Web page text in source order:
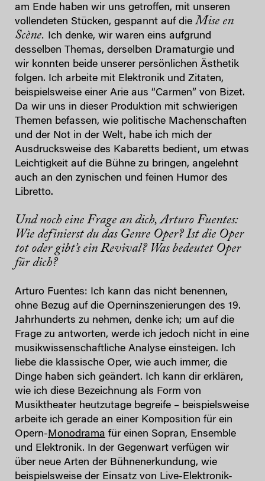
am Ende haben wir uns getroffen, mit unseren
vollendeten Stücken, gespannt auf die Mise en
Scène.
Ich denke, wir waren eins aufgrund
desselben Themas, derselben Dramaturgie und
wir konnten beide unserer persönlichen Ästhetik
folgen. Ich arbeite mit Elektronik und Zitaten,
beispielsweise einer Arie aus “Carmen” von Bizet.
Da wir uns in dieser Produktion mit schwierigen
Themen befassen, wie politische Machenschaften
und der Not in der Welt, habe ich mich der
Ausdrucksweise des Kabaretts bedient, um etwas
Leichtigkeit auf die Bühne zu bringen, angelehnt
auch an den zynischen und feinen Humor des
Libretto.
Und noch eine Frage an dich, Arturo Fuentes:
Wie definierst du das Genre Oper? Ist die Oper
tot oder gibt’s ein Revival? Was bedeutet Oper
für dich?
Arturo Fuentes: Ich kann das nicht benennen,
ohne Bezug auf die Operninszenierungen des 19.
Jahrhunderts zu nehmen, denke ich; um auf die
Frage zu antworten, werde ich jedoch nicht in eine
musikwissenschaftliche Analyse einsteigen. Ich
liebe die klassische Oper, wie auch immer, die
Dinge haben sich geändert. Ich kann dir erklären,
wie ich diese Bezeichnung als Form von
Musiktheater heutzutage begreife – beispielsweise
arbeite ich gerade an einer Komposition für ein
Opern- Monodrama für einen Sopran, Ensemble
und Elektronik. In der Gegenwart verfügen wir
über neue Arten der Bühnenerkundung, wie
beispielsweise der Einsatz von Live-Elektronik-